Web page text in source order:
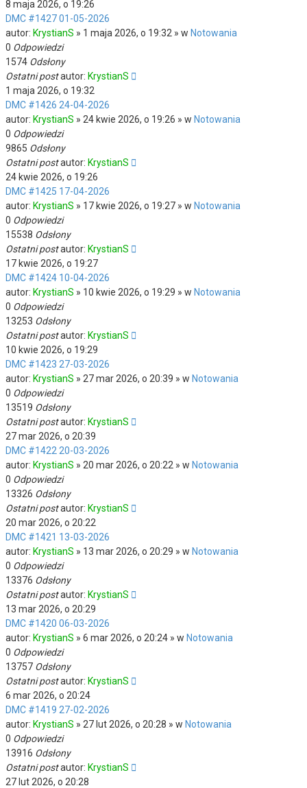
8 maja 2026, o 19:26
DMC #1427 01-05-2026
autor: KrystianS » 1 maja 2026, o 19:32 » w Notowania
0 Odpowiedzi
1574 Odsłony
Ostatni postautor: KrystianS
1 maja 2026, o 19:32
DMC #1426 24-04-2026
autor: KrystianS » 24 kwie 2026, o 19:26 » w Notowania
0 Odpowiedzi
9865 Odsłony
Ostatni postautor: KrystianS
24 kwie 2026, o 19:26
DMC #1425 17-04-2026
autor: KrystianS » 17 kwie 2026, o 19:27 » w Notowania
0 Odpowiedzi
15538 Odsłony
Ostatni postautor: KrystianS
17 kwie 2026, o 19:27
DMC #1424 10-04-2026
autor: KrystianS » 10 kwie 2026, o 19:29 » w Notowania
0 Odpowiedzi
13253 Odsłony
Ostatni postautor: KrystianS
10 kwie 2026, o 19:29
DMC #1423 27-03-2026
autor: KrystianS » 27 mar 2026, o 20:39 » w Notowania
0 Odpowiedzi
13519 Odsłony
Ostatni postautor: KrystianS
27 mar 2026, o 20:39
DMC #1422 20-03-2026
autor: KrystianS » 20 mar 2026, o 20:22 » w Notowania
0 Odpowiedzi
13326 Odsłony
Ostatni postautor: KrystianS
20 mar 2026, o 20:22
DMC #1421 13-03-2026
autor: KrystianS » 13 mar 2026, o 20:29 » w Notowania
0 Odpowiedzi
13376 Odsłony
Ostatni postautor: KrystianS
13 mar 2026, o 20:29
DMC #1420 06-03-2026
autor: KrystianS » 6 mar 2026, o 20:24 » w Notowania
0 Odpowiedzi
13757 Odsłony
Ostatni postautor: KrystianS
6 mar 2026, o 20:24
DMC #1419 27-02-2026
autor: KrystianS » 27 lut 2026, o 20:28 » w Notowania
0 Odpowiedzi
13916 Odsłony
Ostatni postautor: KrystianS
27 lut 2026, o 20:28